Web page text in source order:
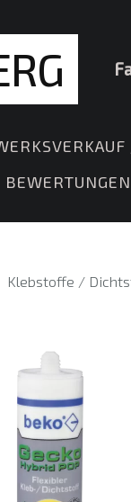
BEWERTUNGEN
Klebstoffe /